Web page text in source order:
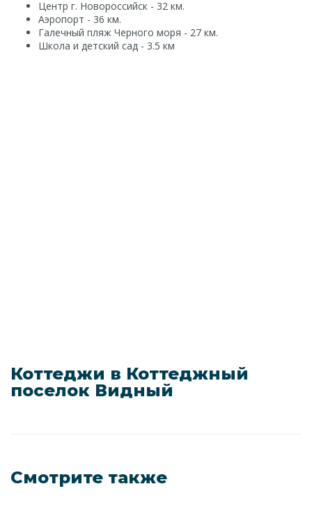
Центр г. Новороссийск - 32 км.
Аэропорт - 36 км.
Галечный пляж Черного моря - 27 км.
Школа и детский сад - 3.5 км
Коттеджи в Коттеджный
поселок Видный
Смотрите также